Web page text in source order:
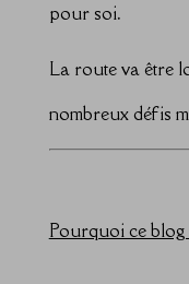
pour soi.
La route va être
nombreux défis
Pourquoi ce blog